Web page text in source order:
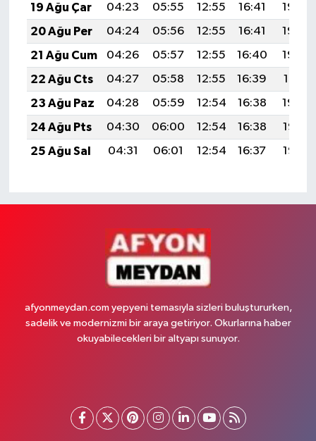
19 Ağu Çar
04:23 05:55 12:55 16:41
19:45
20 Ağu Per
04:24 05:56 12:55 16:41
19:44
21 Ağu Cum
04:26 05:57 12:55 16:40
19:42
22 Ağu Cts
04:27 05:58 12:55 16:39
19:41
23 Ağu Paz
04:28 05:59 12:54 16:38
19:40
24 Ağu Pts
04:30 06:00 12:54 16:38
19:38
25 Ağu Sal
04:31 06:01 12:54 16:37 19:37
afyonmeydan.com yepyeni temasıyla sizleri buluştururken,
sadelik ve modernizmi bir araya getiriyor. Okurlarına haber
okuyabilecekleri bir altyapı sunuyor.